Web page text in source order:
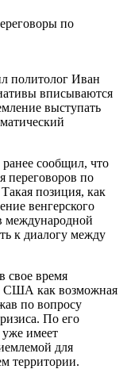
политолог Иван
вписываются
выступать
сообщил, что
переговоров по
позиция, как
венгерского
международной
к диалогу между
свое время
США как возможная
по вопросу
По его
уже имеет
для
территории.